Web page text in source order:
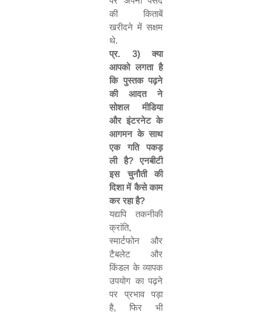
की किताबें
खरीदने में सक्षम
थे.
प्र. 3) क्या
आपको लगता है
कि पुस्तक पढ़ने
की आदत ने
सोशल मीडिया
और इंटरनेट के
आगमन के साथ
एक गति पकड़
ली है? एनबीटी
इस चुनौती की
दिशा में कैसे काम
कर रहा है?
यद्यपि तकनीकी
क्रांति,
स्मार्टफोन और
टैबलेट और
किंडल के व्यापक
उपयोग का पढ़ने
पर प्रभाव पड़ा
है, फिर भी